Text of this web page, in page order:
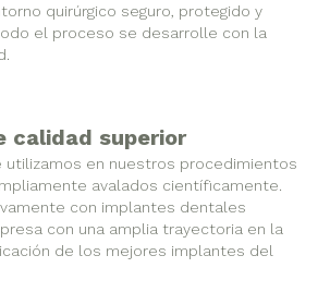
quirúrgico seguro, protegido y
el proceso se desarrolle con la
calidad superior
utilizamos en nuestros procedimientos
avalados científicamente.
con implantes dentales
con una amplia trayectoria en la
de los mejores implantes del